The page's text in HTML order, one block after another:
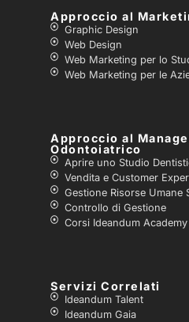
Approccio al
Graphic Design
Web Design
Web Marketing per lo
Web Marketing per le
Approccio al
Odontoiatrico
Aprire uno Studio
Vendita e Customer
Gestione Risorse Umane
Controllo di Gestione
Corsi Ideandum Academy
Servizi Correlati
Ideandum Talent
Ideandum Gaia